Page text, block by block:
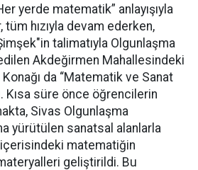
yerde matematik” anlayışıyla
hızıyla devam ederken,
talimatıyla Olgunlaşma
Akdeğirmen Mahallesindeki
da “Matematik ve Sanat
Kısa süre önce öğrencilerin
Sivas Olgunlaşma
yürütülen sanatsal alanlarla
içerisindeki matematiğin
geliştirildi. Bu